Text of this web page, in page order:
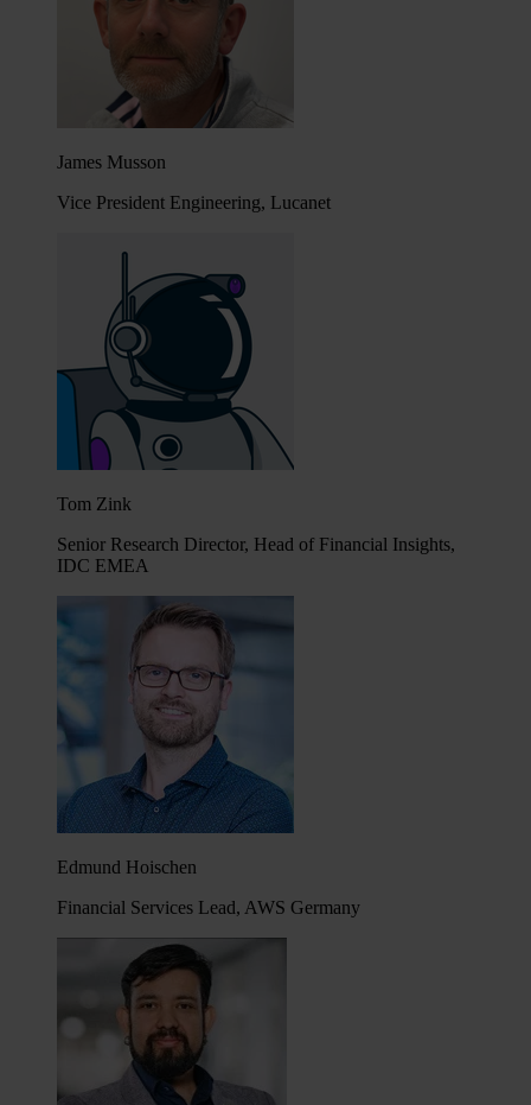
James Musson
Vice President Engineering, Lucanet
Tom Zink
Senior Research Director, Head of Financial Insights,
IDC EMEA
Edmund Hoischen
Financial Services Lead, AWS Germany